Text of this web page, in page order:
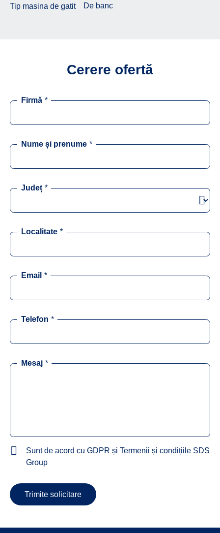
Tip masina de gatit De banc
Cerere ofertă
Firmă *
Nume și prenume *
Județ *
Localitate *
Email *
Telefon *
Mesaj *
Sunt de acord cu GDPR și Termenii și condițiile SDS
Group
Trimite solicitare